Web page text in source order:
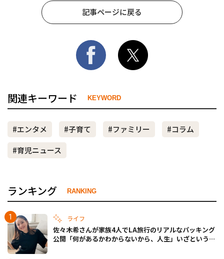
記事ページに戻る
関連キーワード KEYWORD
#エンタメ #子育て #ファミリー
#コラム
#育児ニュース
ランキング RANKING
ライフ
佐々木希さんが家族4人でLA旅行のリアルなパッキング
公開「何があるかわからないから、人生」いざというと